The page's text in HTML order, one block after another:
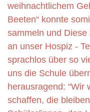
weihnachtlichem
Beeten“ konnte
sammeln und
an unser Hospiz -
sprachlos über so
uns die Schule
herausragend: “Wir
schaffen, die